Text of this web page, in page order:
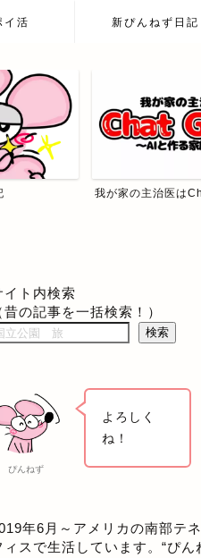
イ活 新ぴんねず日記
我が家の主治医は
イト内検索
昔の記事を一括検索！）
検索
ぴんねず
よろしく
ね！
年6月～アメリカの南部テ
ィスで生活しています。“ぴん